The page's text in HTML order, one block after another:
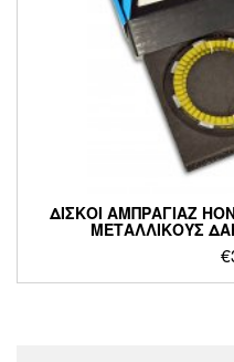
ΔΙΣΚΟΙ ΑΜΠΡΑΓΙΑΖ
ΜΕΤΑΛΛΙΚΟΥΣ
€